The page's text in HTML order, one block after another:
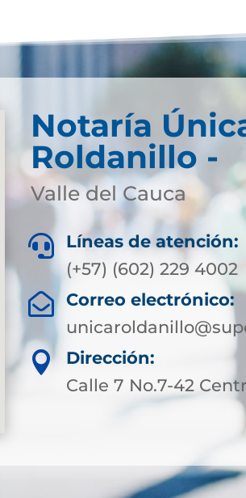
Notaría
Roldanillo -
Valle del Cauca

Líneas de atención:
(+57) (602) 229 4002

Correo electrónico:

Dirección:
Calle 7 No.7-42